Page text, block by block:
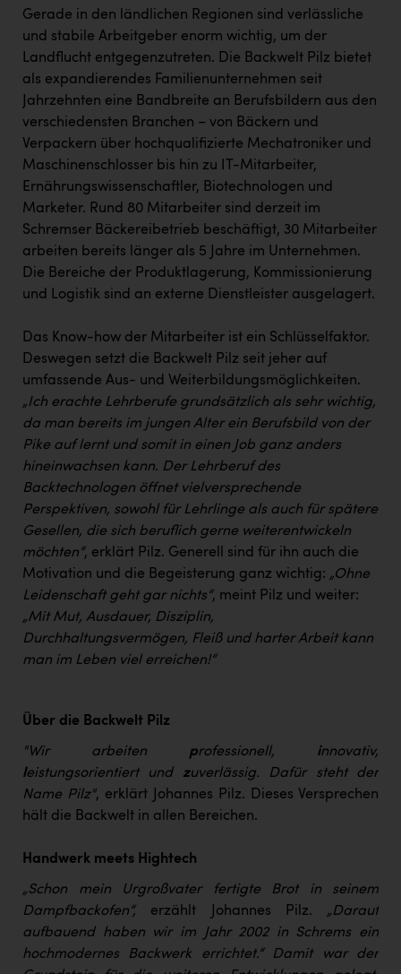
Gerade in den ländlichen Regionen sind verlässliche
und stabile Arbeitgeber enorm wichtig, um der
Landflucht entgegenzutreten. Die Backwelt Pilz bietet
als expandierendes Familienunternehmen seit
Jahrzehnten eine Bandbreite an Berufsbildern aus den
verschiedensten Branchen – von Bäckern und
Verpackern über hochqualifizierte Mechatroniker und
Maschinenschlosser bis hin zu IT-Mitarbeiter,
Ernährungswissenschaftler, Biotechnologen und
Marketer. Rund 80 Mitarbeiter sind derzeit im
Schremser Bäckereibetrieb beschäftigt, 30 Mitarbeiter
arbeiten bereits länger als 5 Jahre im Unternehmen.
Die Bereiche der Produktlagerung, Kommissionierung
und Logistik sind an externe Dienstleister ausgelagert.
Das Know-how der Mitarbeiter ist ein Schlüsselfaktor.
Deswegen setzt die Backwelt Pilz seit jeher auf
umfassende Aus- und Weiterbildungsmöglichkeiten.
„Ich erachte Lehrberufe grundsätzlich als sehr wichtig,
da man bereits im jungen Alter ein Berufsbild von der
Pike auf lernt und somit in einen Job ganz anders
hineinwachsen kann. Der Lehrberuf des
Backtechnologen öffnet vielversprechende
Perspektiven, sowohl für Lehrlinge als auch für spätere
Gesellen, die sich beruflich gerne weiterentwickeln
möchten“, erklärt Pilz. Generell sind für ihn auch die
Motivation und die Begeisterung ganz wichtig: „Ohne
Leidenschaft geht gar nichts“, meint Pilz und weiter:
„Mit Mut, Ausdauer, Disziplin,
Durchhaltungsvermögen, Fleiß und harter Arbeit kann
man im Leben viel erreichen!“
Über die Backwelt Pilz
"Wir arbeiten professionell, innovativ,
leistungsorientiert und zuverlässig. Dafür steht der
Name Pilz", erklärt Johannes Pilz. Dieses Versprechen
hält die Backwelt in allen Bereichen.
Handwerk meets Hightech
„Schon mein Urgroßvater fertigte Brot in seinem
Dampfbackofen“, erzählt Johannes Pilz. „Darauf
aufbauend haben wir im Jahr 2002 in Schrems ein
hochmodernes Backwerk errichtet.“ Damit war der